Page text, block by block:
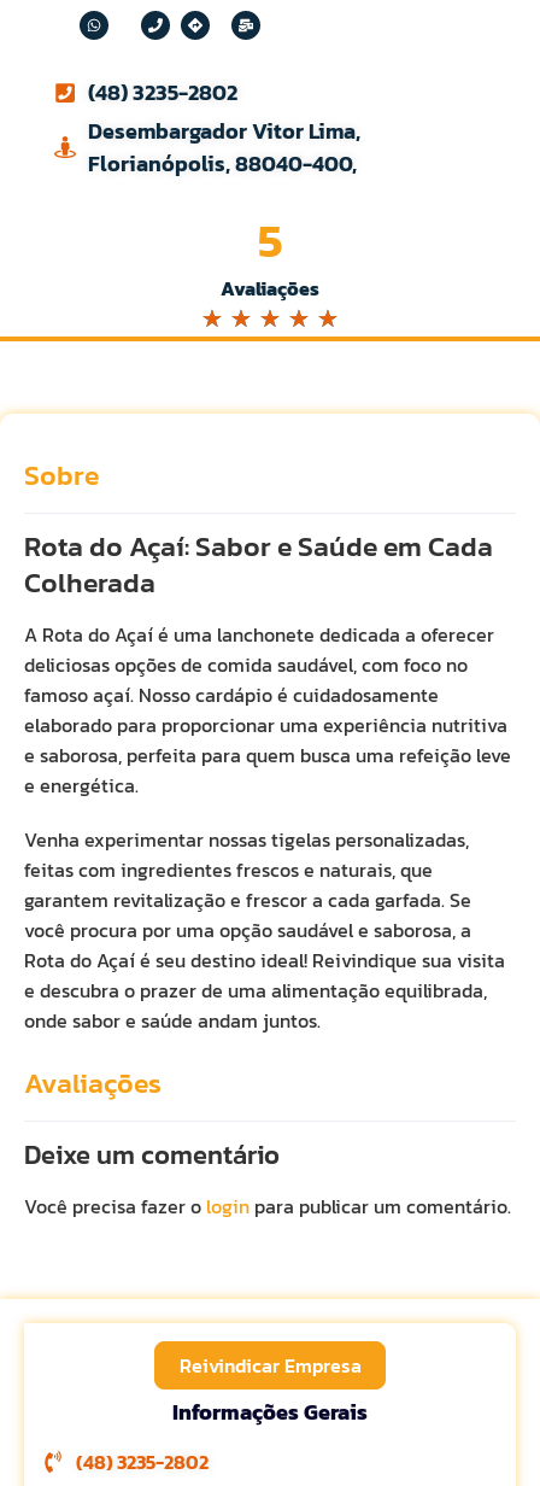
(48) 3235-2802
Desembargador Vitor Lima,
Florianópolis, 88040-400,
Avaliações
5
☆ ☆ ☆ ☆ ☆
Sobre
Rota do Açaí: Sabor e Saúde em Cada
Colherada
A Rota do Açaí é uma lanchonete dedicada a oferecer
deliciosas opções de comida saudável, com foco no
famoso açaí. Nosso cardápio é cuidadosamente
elaborado para proporcionar uma experiência nutritiva
e saborosa, perfeita para quem busca uma refeição leve
e energética.
Venha experimentar nossas tigelas personalizadas,
feitas com ingredientes frescos e naturais, que
garantem revitalização e frescor a cada garfada. Se
você procura por uma opção saudável e saborosa, a
Rota do Açaí é seu destino ideal! Reivindique sua visita
e descubra o prazer de uma alimentação equilibrada,
onde sabor e saúde andam juntos.
Avaliações
Deixe um comentário
Você precisa fazer o login para publicar um comentário.
Reivindicar Empresa
Informações Gerais
(48) 3235-2802